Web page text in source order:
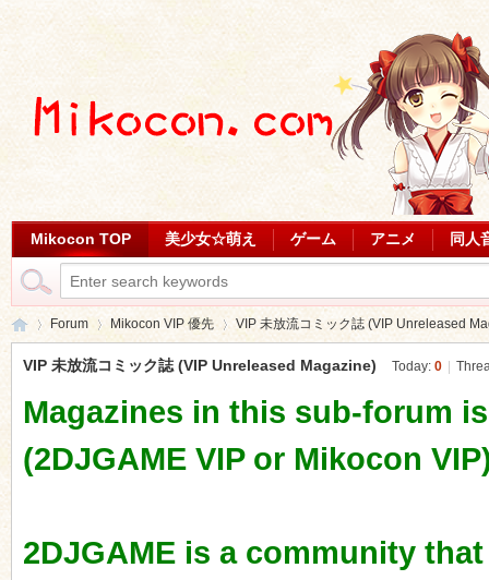
Mikocon TOP 美少女☆萌え ゲーム アニメ 同人
»
Forum
›
Mikocon VIP 優先 VIP 未放流コミック誌 (VIP Unreleased
VIP 未放流コミック誌 (VIP Unreleased Magazine) Today: 0
Magazines in this sub-forum
(2DJGAME VIP or Mikocon
2DJGAME is a community